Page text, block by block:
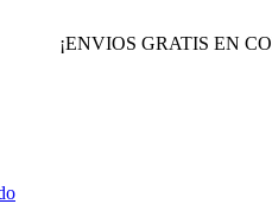
¡ENVIOS GRATIS EN